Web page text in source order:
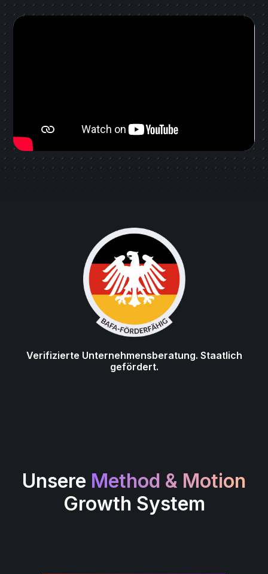
Verifizierte Unternehmensberatung. Staatlich
gefördert.
Unsere Method & Motion
Growth System